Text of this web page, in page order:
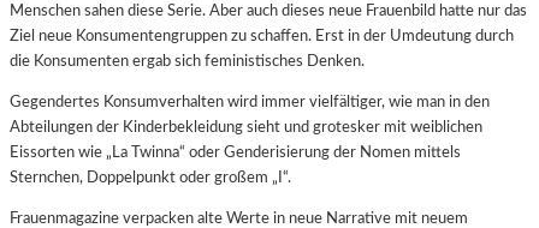
Menschen sahen diese Serie. Aber auch dieses neue Frauenbild hatte nur das
Ziel neue Konsumentengruppen zu schaffen. Erst in der Umdeutung durch
die Konsumenten ergab sich feministisches Denken.
Gegendertes Konsumverhalten wird immer vielfältiger, wie man in den
Abteilungen der Kinderbekleidung sieht und grotesker mit weiblichen
Eissorten wie „La Twinna“ oder Genderisierung der Nomen mittels
Sternchen, Doppelpunkt oder großem „I“.
Frauenmagazine verpacken alte Werte in neue Narrative mit neuem